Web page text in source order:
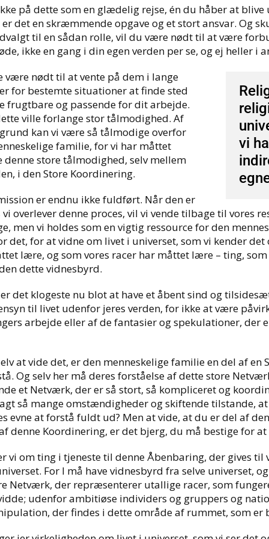
på dette som en glædelig rejse, én du håber at
det en skræmmende opgave og et stort ansvar. Og
til en sådan rolle, vil du være nødt til at være
ikke en gang i din egen verden per se, og ej heller i
vi
være nødt til at vente på dem i lange
for bestemte situationer at finde sted
frugtbare og passende for dit arbejde.
ville forlange stor tålmodighed. Af
kan vi være så tålmodige overfor
familie, for vi har måttet
denne store tålmodighed, selv mellem
i den Store Koordinering.
er endnu ikke fuldført. Når den er
vi overlever denne proces, vil vi vende tilbage til vores
men vi holdes som en vigtig ressource for den
det, for at vidne om livet i universet, som vi kender
lære, og som vores racer har måttet lære – ting,
dette vidnesbyrd.
det klogeste nu blot at have et åbent sind og
til livet udenfor jeres verden, for ikke at være
arbejde eller af de fantasier og spekulationer, der
at vide det, er den menneskelige familie en del af
Og selv her må deres forståelse af dette store
et Netværk, der er så stort, så kompliceret og
så mange omstændigheder og skiftende tilstande,
evne at forstå fuldt ud? Men at vide, at du er del af
denne Koordinering, er det bjerg, du må bestige for
vi om ting i tjeneste til denne Åbenbaring, der gives
For I må have vidnesbyrd fra selve universet,
Netværk, der repræsenterer utallige racer, som
udenfor ambitiøse individers og gruppers og
der findes i dette område af rummet, som